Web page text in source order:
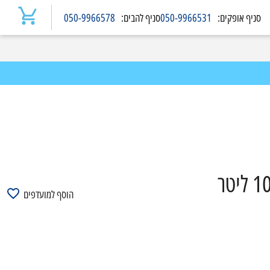
סניףאופקים:
050-9966531סניףלהבים:
050-9966578
הוסף למועדפים